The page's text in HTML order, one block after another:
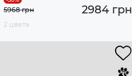
2984 грн
5968 грн
2 цвета